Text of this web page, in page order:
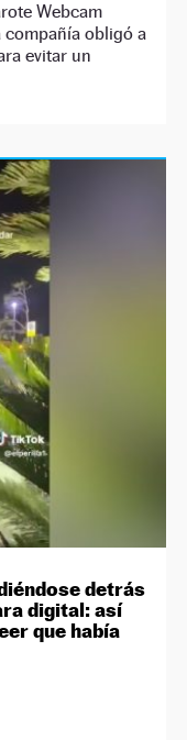
Webcam
compañía obligó a
evitar un
detrás
digital: así
que había